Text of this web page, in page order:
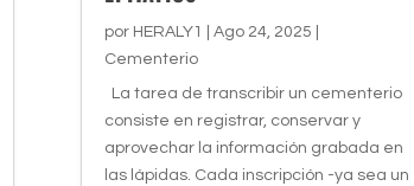
por HERALY1 |Ago 24, 2025
Cementerio
La tarea de transcribir un cementerio
consiste en registrar, conservar y
aprovechar la información grabada en
las lápidas. Cada inscripción -ya sea un